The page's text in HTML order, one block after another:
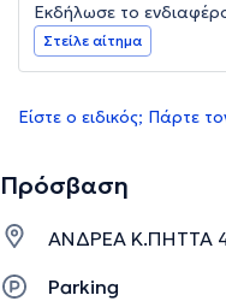
Εκδήλωσε το
Στείλε αίτημα
Είστε ο ειδικός; Πάρτε
Πρόσβαση
ΑΝΔΡΕΑ Κ.ΠΗΤΤΑ
Parking